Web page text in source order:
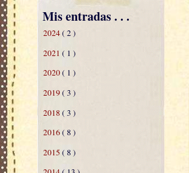
Mis entradas . . .
2024( 2 )
2021 ( 1 )
2020( 1 )
2019( 3 )
2018 ( 3 )
2016( 8 )
2015 ( 8 )